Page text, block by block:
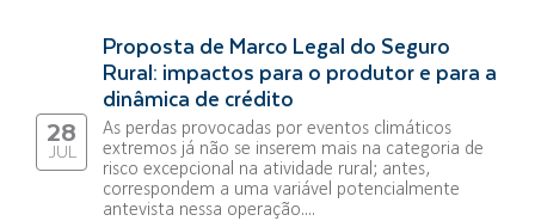
28
JUL
Proposta de Marco Legal do Seguro
Rural: impactos para o produtor e para a
dinâmica de crédito
As perdas provocadas por eventos climáticos
extremos já não se inserem mais na categoria de
risco excepcional na atividade rural; antes,
correspondem a uma variável potencialmente
antevista nessa operação....